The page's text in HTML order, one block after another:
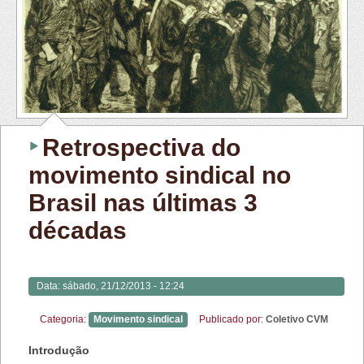
Retrospectiva do
movimento sindical no
Brasil nas últimas 3
décadas
Data: sábado, 21/12/2013 - 12:24
Categoria: Movimento sindical Publicado por: Coletivo CVM
Introdução